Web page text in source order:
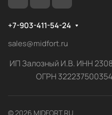
+7-903-411-54-24
sales@midfort.ru
ИП Залозный И.В. ИНН
ОГРН
© 2026 MIDFORT.RU